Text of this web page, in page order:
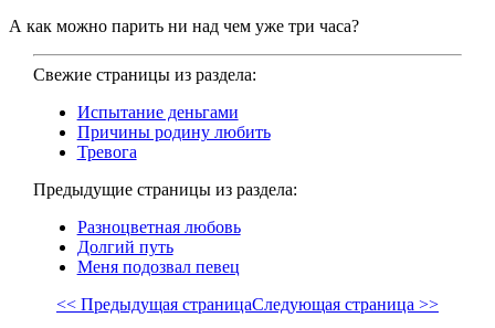
А как можно парить ни над чем уже три часа?
Свежие страницы из раздела:
Испытание деньгами
Причины родину любить
Тревога
Предыдущие страницы из раздела:
Разноцветная любовь
Долгий путь
Меня подозвал певец
<< Предыдущая страницаСледующая страница >>